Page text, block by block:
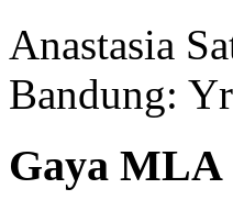
Anastasia
Bandung:
Gaya MLA